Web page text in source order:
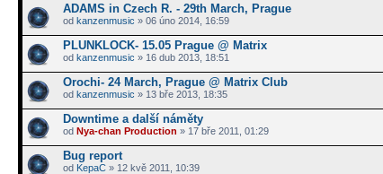
ADAMS in Czech R. - 29th March, Prague
od kanzenmusic » 06 úno 2014, 16:59
PLUNKLOCK- 15.05 Prague @ Matrix
od kanzenmusic » 16 dub 2013, 18:51
Orochi- 24 March, Prague @ Matrix Club
od kanzenmusic » 13 bře 2013, 18:35
Downtime a další náměty
od Nya-chan Production » 17 bře 2011, 01:29
Bug report
od KepaC » 12 kvě 2011, 10:39